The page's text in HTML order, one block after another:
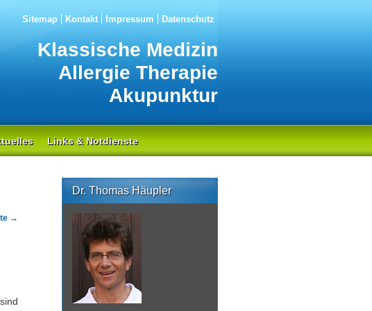
Sitemap Kontakt Impressum Datenschutz
Klassische Medizin
Allergie Therapie
Akupunktur
Links & Notdienste
→
Dr. Thomas Häupler